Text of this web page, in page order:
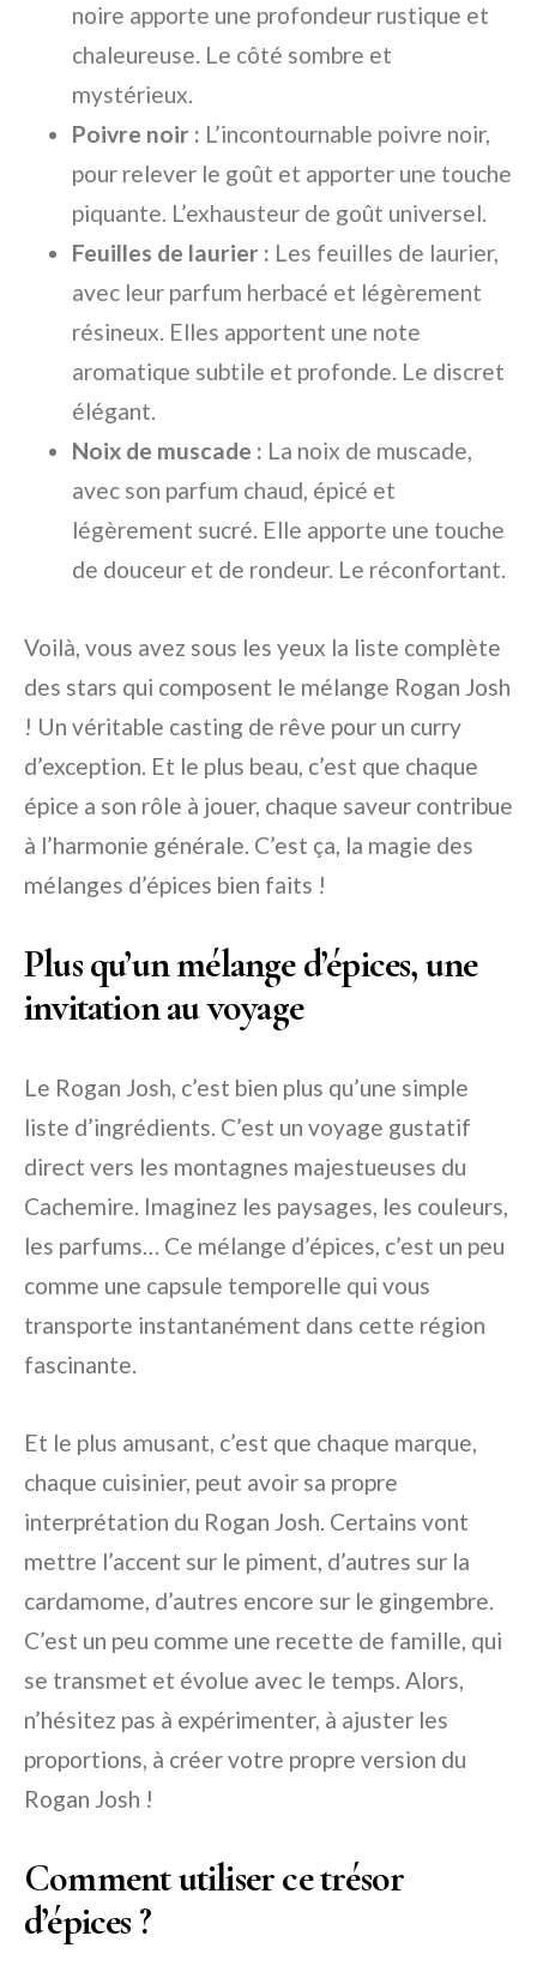
noire apporte une profondeur rustique et
chaleureuse. Le côté sombre et
mystérieux.
Poivre noir : L’incontournable poivre noir,
pour relever le goût et apporter une touche
piquante. L’exhausteur de goût universel.
Feuilles de laurier : Les feuilles de laurier,
avec leur parfum herbacé et légèrement
résineux. Elles apportent une note
aromatique subtile et profonde. Le discret
élégant.
Noix de muscade : La noix de muscade,
avec son parfum chaud, épicé et
légèrement sucré. Elle apporte une touche
de douceur et de rondeur. Le réconfortant.
Voilà, vous avez sous les yeux la liste complète
des stars qui composent le mélange Rogan Josh
! Un véritable casting de rêve pour un curry
d’exception. Et le plus beau, c’est que chaque
épice a son rôle à jouer, chaque saveur contribue
à l’harmonie générale. C’est ça, la magie des
mélanges d’épices bien faits !
Plus qu’un mélange d’épices, une
invitation au voyage
Le Rogan Josh, c’est bien plus qu’une simple
liste d’ingrédients. C’est un voyage gustatif
direct vers les montagnes majestueuses du
Cachemire. Imaginez les paysages, les couleurs,
les parfums… Ce mélange d’épices, c’est un peu
comme une capsule temporelle qui vous
transporte instantanément dans cette région
fascinante.
Et le plus amusant, c’est que chaque marque,
chaque cuisinier, peut avoir sa propre
interprétation du Rogan Josh. Certains vont
mettre l’accent sur le piment, d’autres sur la
cardamome, d’autres encore sur le gingembre.
C’est un peu comme une recette de famille, qui
se transmet et évolue avec le temps. Alors,
n’hésitez pas à expérimenter, à ajuster les
proportions, à créer votre propre version du
Rogan Josh !
Comment utiliser ce trésor
d’épices ?